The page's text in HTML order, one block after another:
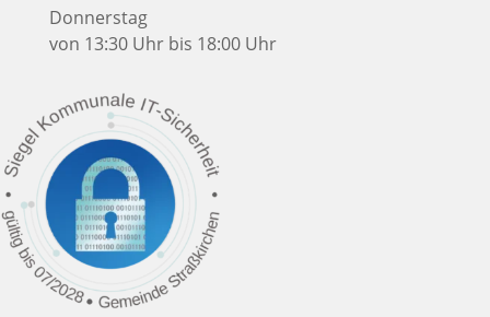
Donnerstag
von 13:30 Uhr bis 18:00 Uhr